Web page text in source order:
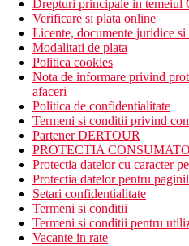
Drepturi principale in temeiul
Verificare si plata online
Licente, documente juridice
Modalitati de plata
Politica cookies
Nota de informare privind
afaceri
Politica de confidentialitate
Termeni si conditii privind
Partener DERTOUR
PROTECTIA
Protectia datelor cu caracter
Protectia datelor pentru
Setari confidentialitate
Termeni si conditii
Termeni si conditii pentru
Vacante in rate